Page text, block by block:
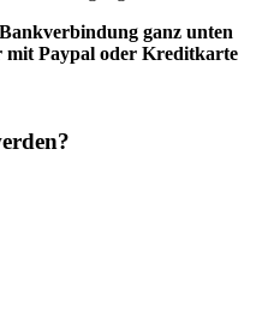
ganz unten
mit Paypal oder Kreditkarte